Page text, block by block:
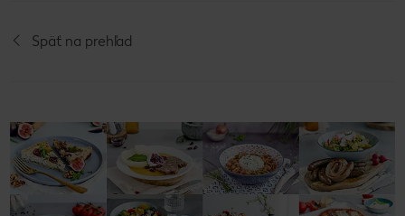
Späť na prehľad